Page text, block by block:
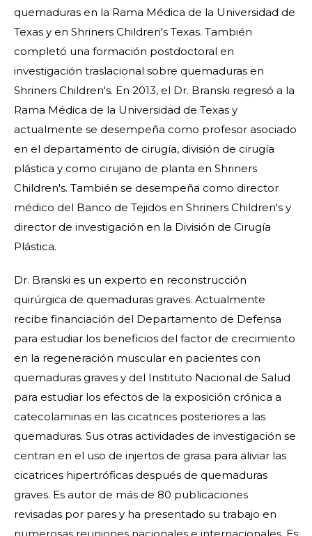
quemaduras en la Rama Médica de la Universidad de
Texas y en Shriners Children's Texas. También
completó una formación postdoctoral en
investigación traslacional sobre quemaduras en
Shriners Children's. En 2013, el Dr. Branski regresó a la
Rama Médica de la Universidad de Texas y
actualmente se desempeña como profesor asociado
en el departamento de cirugía, división de cirugía
plástica y como cirujano de planta en Shriners
Children's. También se desempeña como director
médico del Banco de Tejidos en Shriners Children's y
director de investigación en la División de Cirugía
Plástica.
Dr. Branski es un experto en reconstrucción
quirúrgica de quemaduras graves. Actualmente
recibe financiación del Departamento de Defensa
para estudiar los beneficios del factor de crecimiento
en la regeneración muscular en pacientes con
quemaduras graves y del Instituto Nacional de Salud
para estudiar los efectos de la exposición crónica a
catecolaminas en las cicatrices posteriores a las
quemaduras. Sus otras actividades de investigación se
centran en el uso de injertos de grasa para aliviar las
cicatrices hipertróficas después de quemaduras
graves. Es autor de más de 80 publicaciones
revisadas por pares y ha presentado su trabajo en